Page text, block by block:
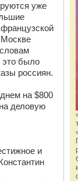
уже
Москве
это было
россиян.
на $800
деловую
и